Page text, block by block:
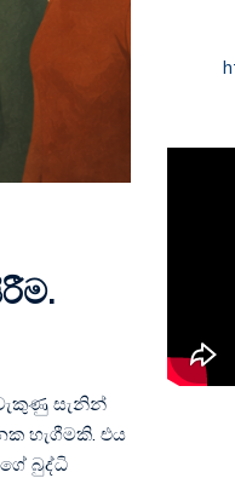
සැනින්
හැගීමකි. එය
බුද්ධි